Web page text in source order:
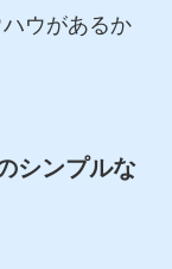
ウがあるか
シンプルな